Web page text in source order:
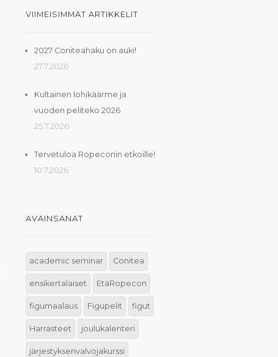
VIIMEISIMMÄT ARTIKKELIT
2027 Coniteahaku on auki!
27.7.2026
Kultainen lohikäärme ja
vuoden peliteko 2026
25.7.2026
Tervetuloa Ropeconin etkoille!
10.7.2026
AVAINSANAT
academic seminar Conitea
ensikertalaiset EtäRopecon
figumaalaus Figupelit figut
Harrasteet joulukalenteri
järjestyksenvalvojakurssi